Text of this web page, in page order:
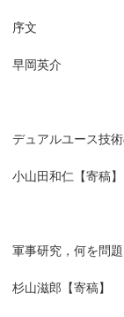
序文
早岡英介
デュアルユース技
小山田和仁【寄稿】
軍事研究，何を問
杉山滋郎【寄稿】